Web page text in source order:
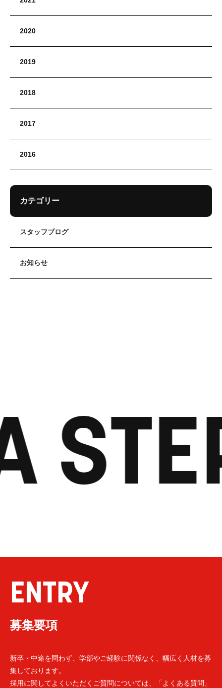
2020
2019
2018
2017
2016
カテゴリー
スタッフブログ
お知らせ
ENTRY
募集要項
新卒・中途を問わず、学部やご経験に関係なく、幅広く人材を募
集しております。
採用に関してよくいただくご質問については、「よくある質問」